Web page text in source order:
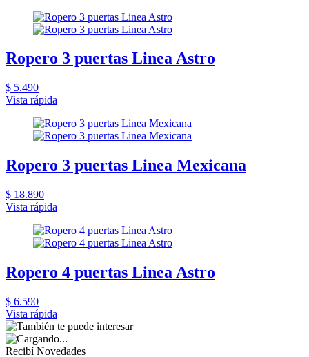
Ropero 3 puertas Linea Astro
$ 5.490
Vista rápida
Ropero 3 puertas Linea Mexicana
$ 18.890
Vista rápida
Ropero 4 puertas Linea Astro
$ 6.590
Vista rápida
Recibí Novedades